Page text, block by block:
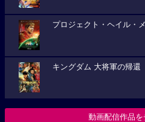
プロジェクト・ヘイル・
キングダム 大将軍の帰還
動画配信作品を